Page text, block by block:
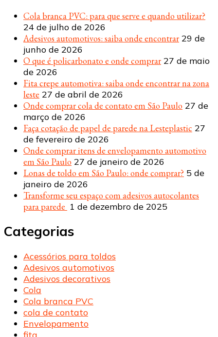
Cola branca PVC: para que serve e quando utilizar?
24 de julho de 2026
Adesivos automotivos: saiba onde encontrar 29 de
junho de 2026
O que é policarbonato e onde comprar 27 de maio
de 2026
Fita crepe automotiva: saiba onde encontrar na zona
leste 27 de abril de 2026
Onde comprar cola de contato em São Paulo 27 de
março de 2026
Faça cotação de papel de parede na Lesteplastic 27
de fevereiro de 2026
Onde comprar itens de envelopamento automotivo
em São Paulo 27 de janeiro de 2026
Lonas de toldo em São Paulo: onde comprar? 5 de
janeiro de 2026
Transforme seu espaço com adesivos autocolantes
para parede 1 de dezembro de 2025
Categorias
Acessórios para toldos
Adesivos automotivos
Adesivos decorativos
Cola
Cola branca PVC
cola de contato
Envelopamento
fita